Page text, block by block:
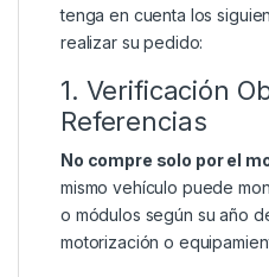
tenga en cuenta los
realizar su pedido:
1. Verificación
Referencias
No compre solo por el
mismo vehículo puede
o módulos según su año
motorización o